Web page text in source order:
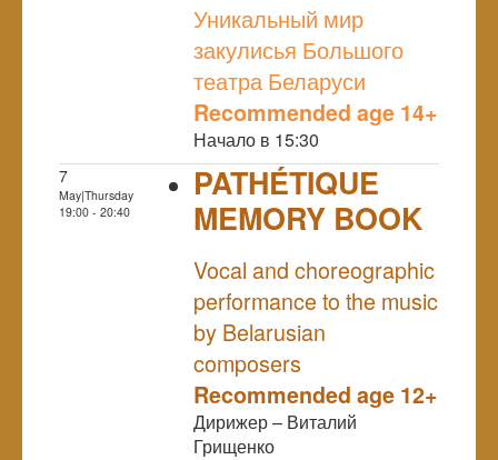
Уникальный мир
закулисья Большого
театра Беларуси
Recommended age 14+
Начало в 15:30
7
May|Thursday
19:00 - 20:40
PATHÉTIQUE
MEMORY BOOK
Vocal and choreographic
performance to the music
by Belarusian
composers
Recommended age 12+
Дирижер – Виталий
Грищенко